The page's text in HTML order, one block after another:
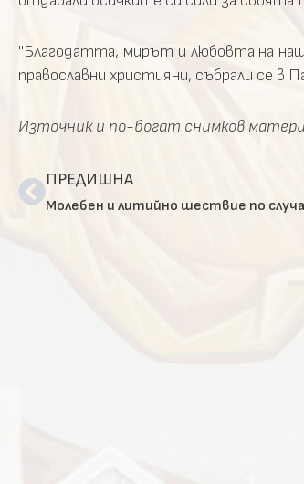
"Благодатта, мирът и любовта на
православни християни, събрали се в
Източник и по-богат снимков
ПРЕДИШНА